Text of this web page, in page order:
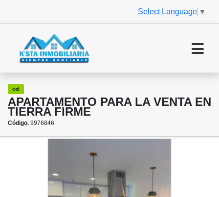
Select Language ▼
col
APARTAMENTO PARA LA VENTA EN
TIERRA FIRME
Código. 9976846